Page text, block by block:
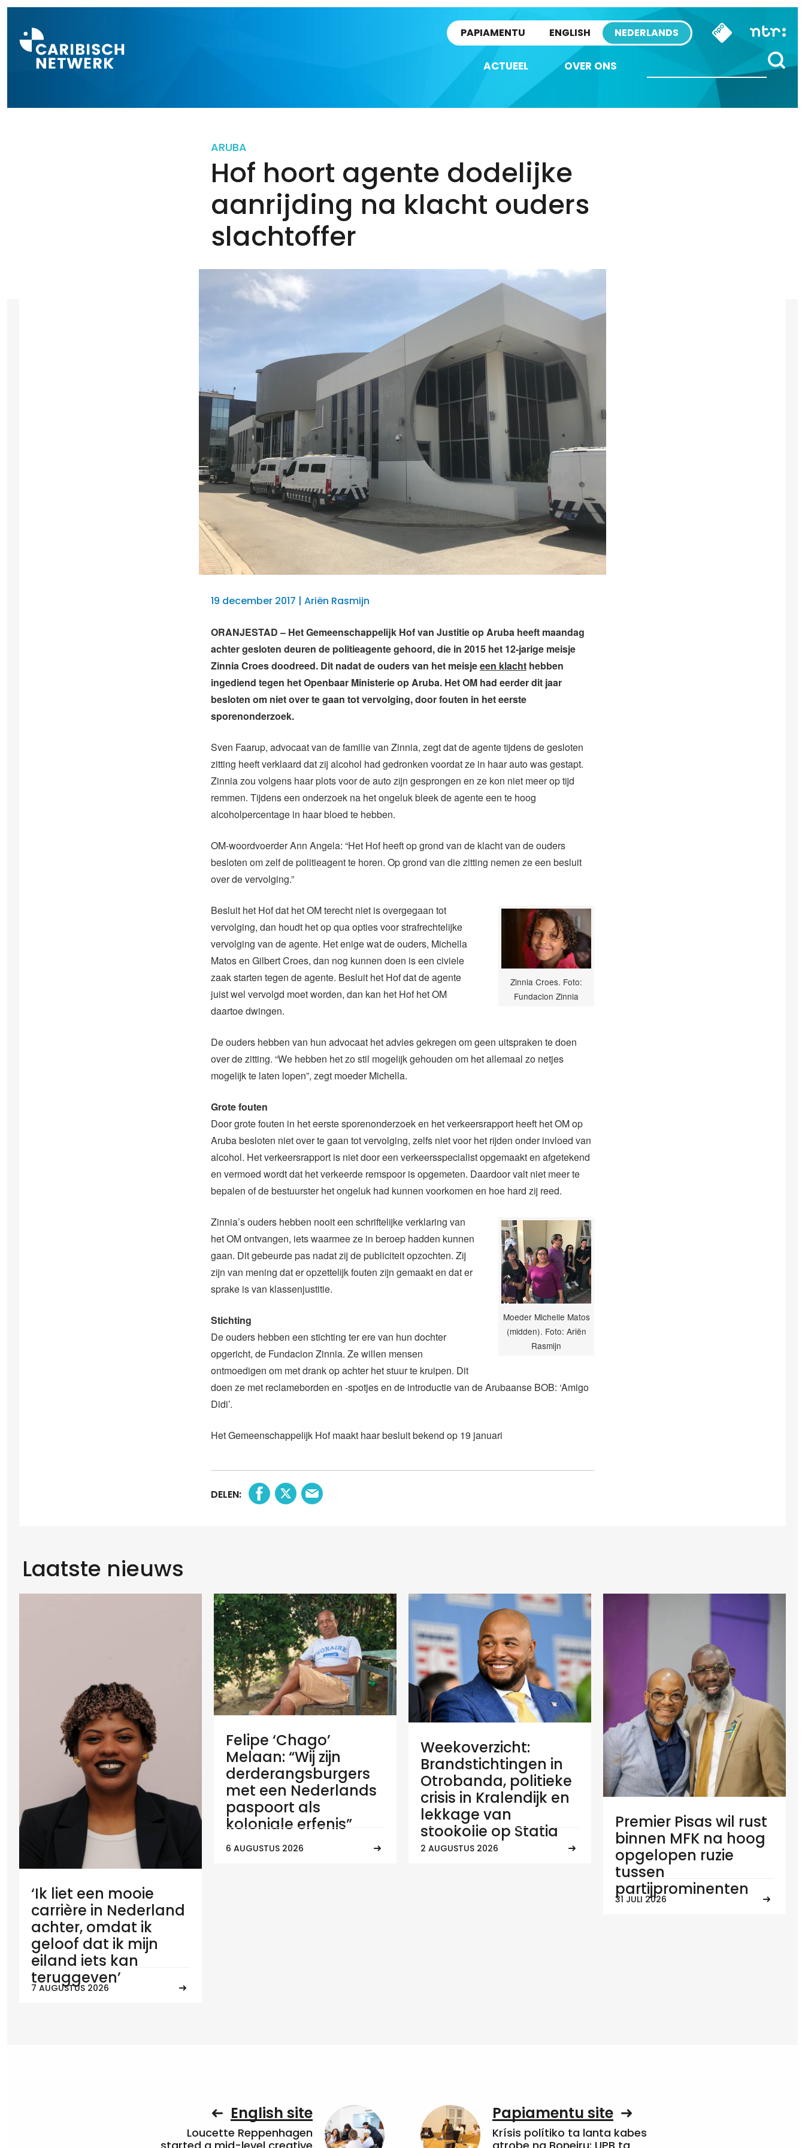
PAPIAMENTU ENGLISH NEDERLANDS
ACTUEEL OVER ONS
ARUBA
Hof hoort agente dodelijke
aanrijding na klacht ouders
slachtoffer
19 december 2017 | Ariën Rasmijn
ORANJESTAD – Het Gemeenschappelijk Hof van Justitie op Aruba heeft maandag
achter gesloten deuren de politieagente gehoord, die in 2015 het 12-jarige meisje
Zinnia Croes doodreed. Dit nadat de ouders van het meisjeeen klacht hebben
ingediend tegen het Openbaar Ministerie op Aruba. Het OM had eerder dit jaar
besloten om niet over te gaan tot vervolging, door fouten in het eerste
sporenonderzoek.
Sven Faarup, advocaat van de familie van Zinnia, zegt dat de agente tijdens de gesloten
zitting heeft verklaard dat zij alcohol had gedronken voordat ze in haar auto was gestapt.
Zinnia zou volgens haar plots voor de auto zijn gesprongen en ze kon niet meer op tijd
remmen. Tijdens een onderzoek na het ongeluk bleek de agente een te hoog
alcoholpercentage in haar bloed te hebben.
OM-woordvoerder Ann Angela: “Het Hof heeft op grond van de klacht van de ouders
besloten om zelf de politieagent te horen. Op grond van die zitting nemen ze een besluit
over de vervolging.”
Zinnia Croes. Foto:
Fundacion Zinnia
Besluit het Hof dat het OM terecht niet is overgegaan tot
vervolging, dan houdt het op qua opties voor strafrechtelijke
vervolging van de agente. Het enige wat de ouders, Michella
Matos en Gilbert Croes, dan nog kunnen doen is een civiele
zaak starten tegen de agente. Besluit het Hof dat de agente
juist wel vervolgd moet worden, dan kan het Hof het OM
daartoe dwingen.
De ouders hebben van hun advocaat het advies gekregen om geen uitspraken te doen
over de zitting. “We hebben het zo stil mogelijk gehouden om het allemaal zo netjes
mogelijk te laten lopen”, zegt moeder Michella.
Grote fouten
Door grote fouten in het eerste sporenonderzoek en het verkeersrapport heeft het OM op
Aruba besloten niet over te gaan tot vervolging, zelfs niet voor het rijden onder invloed van
alcohol. Het verkeersrapport is niet door een verkeersspecialist opgemaakt en afgetekend
en vermoed wordt dat het verkeerde remspoor is opgemeten. Daardoor valt niet meer te
bepalen of de bestuurster het ongeluk had kunnen voorkomen en hoe hard zij reed.
Moeder Michelle Matos
(midden). Foto: Ariën
Rasmijn
Zinnia’s ouders hebben nooit een schriftelijke verklaring van
het OM ontvangen, iets waarmee ze in beroep hadden kunnen
gaan. Dit gebeurde pas nadat zij de publiciteit opzochten. Zij
zijn van mening dat er opzettelijk fouten zijn gemaakt en dat er
sprake is van klassenjustitie.
Stichting
De ouders hebben een stichting ter ere van hun dochter
opgericht, de Fundacion Zinnia. Ze willen mensen
ontmoedigen om met drank op achter het stuur te kruipen. Dit
doen ze met reclameborden en -spotjes en de introductie van de Arubaanse BOB: ‘Amigo
Didi’.
Het Gemeenschappelijk Hof maakt haar besluit bekend op 19 januari
DELEN:
Laatste nieuws
‘Ik liet een mooie
carrière in Nederland
achter, omdat ik
geloof dat ik mijn
eiland iets kan
teruggeven’
7 AUGUSTUS 2026
Felipe ‘Chago’
Melaan: “Wij zijn
derderangsburgers
met een Nederlands
paspoort als
koloniale erfenis”
6 AUGUSTUS 2026
Weekoverzicht:
Brandstichtingen in
Otrobanda, politieke
crisis in Kralendijk en
lekkage van
stookolie op Statia
2 AUGUSTUS 2026
Premier Pisas wil rust
binnen MFK na hoog
opgelopen ruzie
tussen
partijprominenten
31 JULI 2026
English site
Loucette Reppenhagen
Papiamentu site
Krísis polítiko ta lanta kabes